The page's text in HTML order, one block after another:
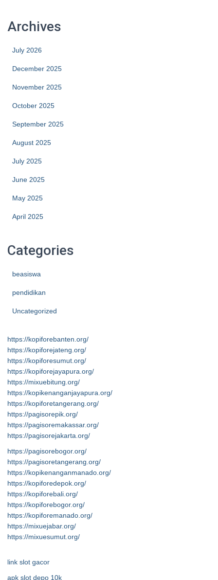
Archives
July 2026
December 2025
November 2025
October 2025
September 2025
August 2025
July 2025
June 2025
May 2025
April 2025
Categories
beasiswa
pendidikan
Uncategorized
https://kopiforebanten.org/
https://kopiforejateng.org/
https://kopiforesumut.org/
https://kopiforejayapura.org/
https://mixuebitung.org/
https://kopikenanganjayapura.org/
https://kopiforetangerang.org/
https://pagisorepik.org/
https://pagisoremakassar.org/
https://pagisorejakarta.org/
https://pagisorebogor.org/
https://pagisoretangerang.org/
https://kopikenanganmanado.org/
https://kopiforedepok.org/
https://kopiforebali.org/
https://kopiforebogor.org/
https://kopiforemanado.org/
https://mixuejabar.org/
https://mixuesumut.org/
link slot gacor
apk slot depo 10k